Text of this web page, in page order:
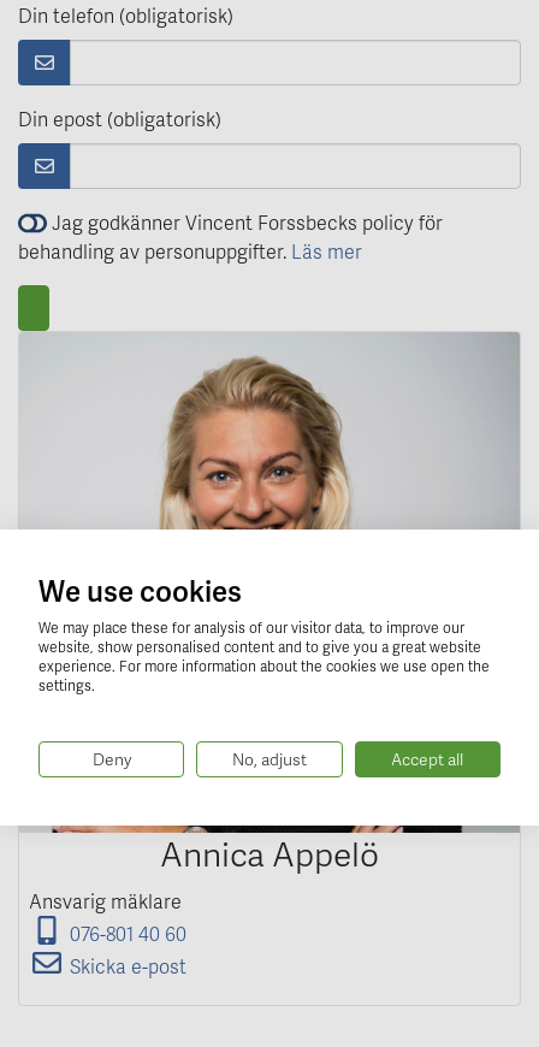
Din telefon (obligatorisk)
Din epost (obligatorisk)
Jag godkänner Vincent Forssbecks policy för
behandling av personuppgifter. Läs mer
Annica Appelö
Ansvarig mäklare
076-801 40 60
Skicka e-post
We use cookies
We may place these for analysis of our visitor data, to improve our
website, show personalised content and to give you a great website
experience. For more information about the cookies we use open the
settings.
Deny No, adjust Accept all